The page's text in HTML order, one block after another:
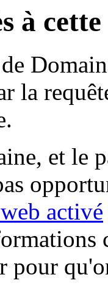
à
la
et le
activé
pour